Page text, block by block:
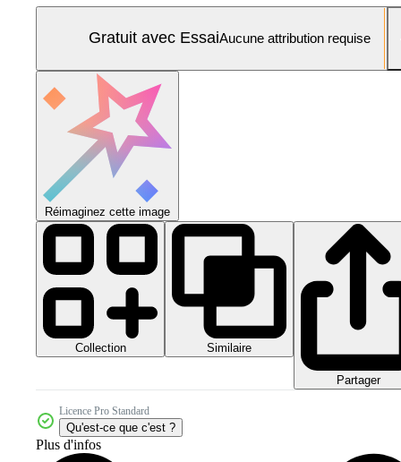
Gratuit avec EssaiAucune attribution requise
Réimaginez cette image
Collection Similaire
Partager
Licence Pro Standard
Qu'est-ce que c'est ?
Plus d'infos